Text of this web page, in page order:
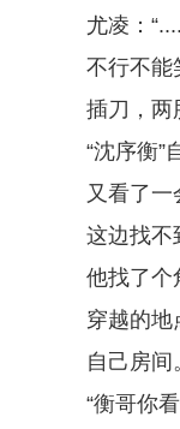
尤凌：
不行不能
插刀，两
“沈序衡”
又看了一
这边找不
他找了个
穿越的地
自己房间
“衡哥你